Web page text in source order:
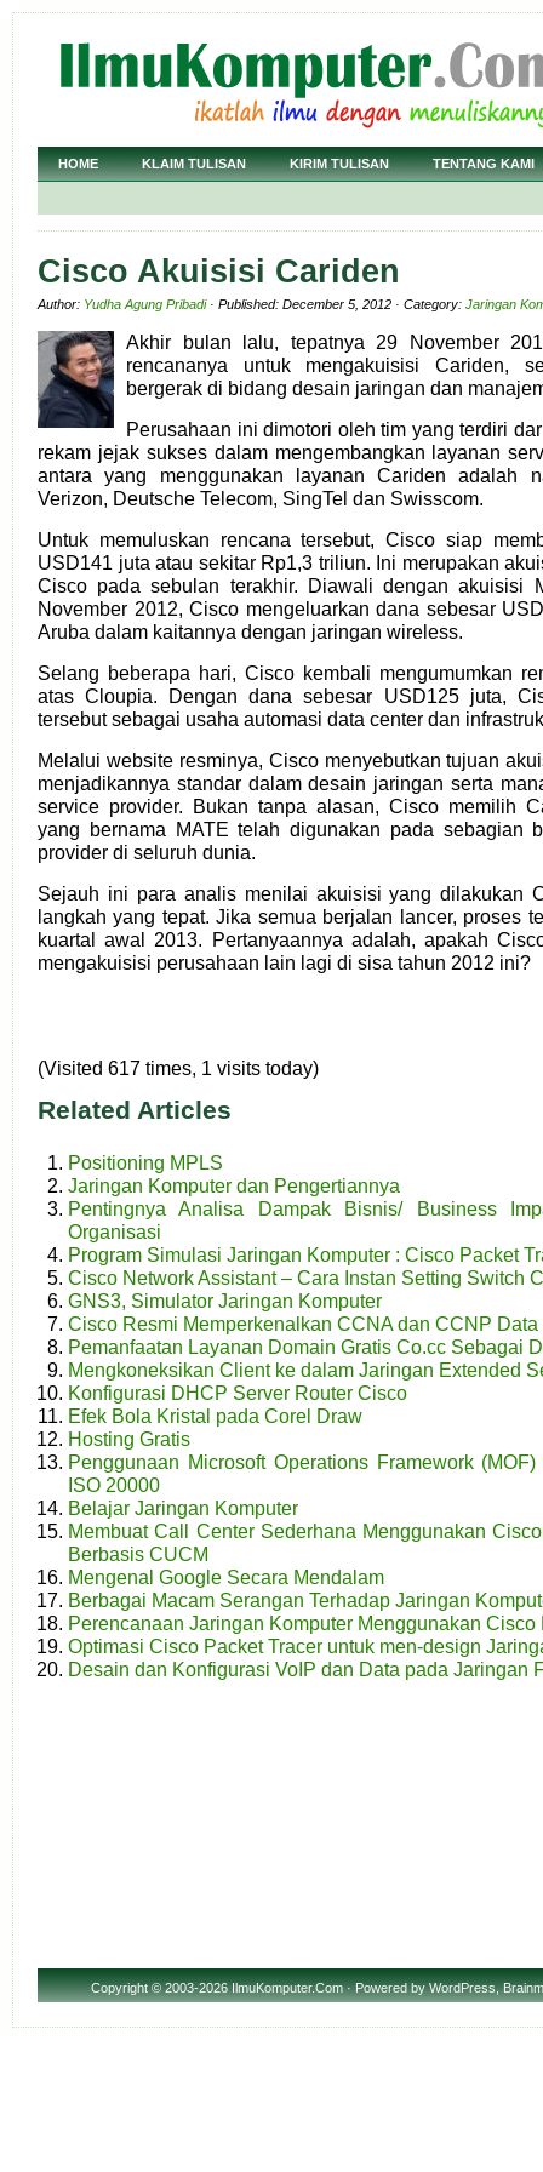
HOME KLAIM TULISAN KIRIM TULISAN TENTANG KAMI
Cisco Akuisisi Cariden
Author: Yudha Agung Pribadi· Published: December 5, 2012 · Category: Jaringan
Akhir bulan lalu, tepatnya 29 November
rencananya untuk mengakuisisi Cariden,
bergerak di bidang desain jaringan dan
Perusahaan ini dimotori oleh tim yang terdiri
rekam jejak sukses dalam mengembangkan layanan
antara yang menggunakan layanan Cariden adalah
Verizon, Deutsche Telecom, SingTel dan Swisscom.
Untuk memuluskan rencana tersebut, Cisco siap
USD141 juta atau sekitar Rp1,3 triliun. Ini merupakan
Cisco pada sebulan terakhir. Diawali dengan akuisisi
November 2012, Cisco mengeluarkan dana sebesar
Aruba dalam kaitannya dengan jaringan wireless.
Selang beberapa hari, Cisco kembali mengumumkan
atas Cloupia. Dengan dana sebesar USD125 juta,
tersebut sebagai usaha automasi data center dan
Melalui website resminya, Cisco menyebutkan tujuan
menjadikannya standar dalam desain jaringan serta
service provider. Bukan tanpa alasan, Cisco memilih
yang bernama MATE telah digunakan pada sebagian
provider di seluruh dunia.
Sejauh ini para analis menilai akuisisi yang dilakukan
langkah yang tepat. Jika semua berjalan lancer, proses
kuartal awal 2013. Pertanyaannya adalah, apakah
mengakuisisi perusahaan lain lagi di sisa tahun 2012 ini?
(Visited 617 times, 1 visits today)
Related Articles
Positioning MPLS
Jaringan Komputer dan Pengertiannya
Pentingnya Analisa Dampak Bisnis/ Business
Organisasi
Program Simulasi Jaringan Komputer : Cisco Packet
Cisco Network Assistant – Cara Instan Setting Switch
GNS3, Simulator Jaringan Komputer
Cisco Resmi Memperkenalkan CCNA dan CCNP Data
Pemanfaatan Layanan Domain Gratis Co.cc Sebagai
Mengkoneksikan Client ke dalam Jaringan Extended
Konfigurasi DHCP Server Router Cisco
Efek Bola Kristal pada Corel Draw
Hosting Gratis
Penggunaan Microsoft Operations Framework
ISO 20000
Belajar Jaringan Komputer
Membuat Call Center Sederhana Menggunakan
Berbasis CUCM
Mengenal Google Secara Mendalam
Berbagai Macam Serangan Terhadap Jaringan
Perencanaan Jaringan Komputer Menggunakan Cisco
Optimasi Cisco Packet Tracer untuk men-design
Desain dan Konfigurasi VoIP dan Data pada Jaringan
Copyright© 2003-2026 IlmuKomputer.Com · Powered byWordPress,